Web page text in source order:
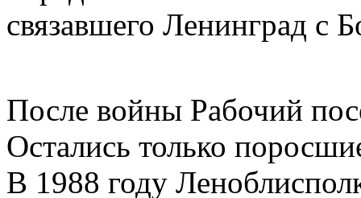
связавшего Ленинград с
После войны Рабочий
Остались только
В 1988 году